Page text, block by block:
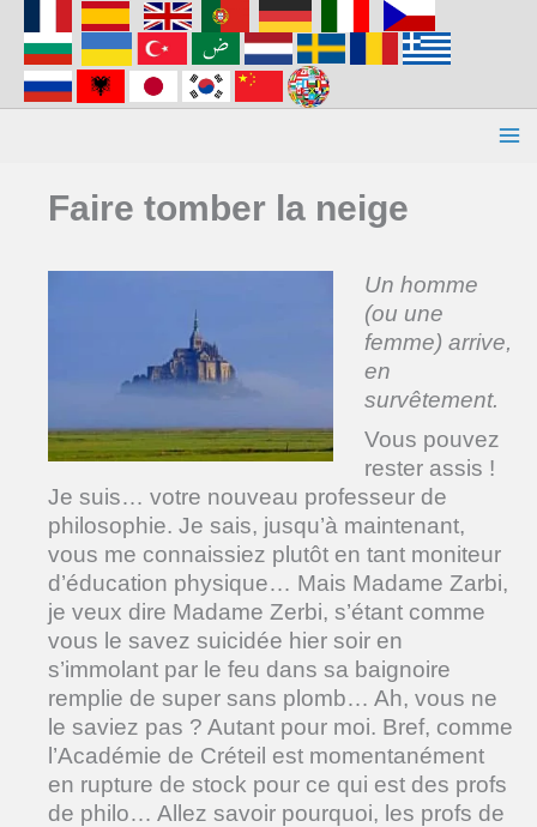
contenu
Faire tomber la neige
Un homme
(ou une
femme) arrive,
en
survêtement.
Vous pouvez
rester assis !
Je suis… votre nouveau professeur de
philosophie. Je sais, jusqu’à maintenant,
vous me connaissiez plutôt en tant moniteur
d’éducation physique… Mais Madame Zarbi,
je veux dire Madame Zerbi, s’étant comme
vous le savez suicidée hier soir en
s’immolant par le feu dans sa baignoire
remplie de super sans plomb… Ah, vous ne
le saviez pas ? Autant pour moi. Bref, comme
l’Académie de Créteil est momentanément
en rupture de stock pour ce qui est des profs
de philo… Allez savoir pourquoi, les profs de